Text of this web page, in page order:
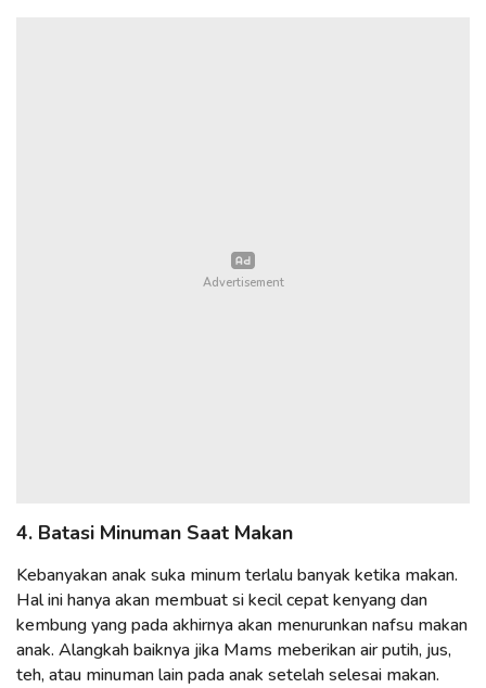
4. Batasi Minuman Saat Makan
Kebanyakan anak suka minum terlalu banyak ketika makan.
Hal ini hanya akan membuat si kecil cepat kenyang dan
kembung yang pada akhirnya akan menurunkan nafsu makan
anak. Alangkah baiknya jika Mams meberikan air putih, jus,
teh, atau minuman lain pada anak setelah selesai makan.